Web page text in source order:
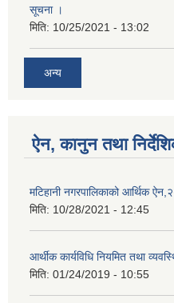
सूचना ।
मिति: 10/25/2021 - 13:02
अन्य
ऐन, कानुन तथा
मटिहानी नगरपालिकाको आर्थिक
मिति: 10/28/2021 - 12:45
आर्थीक कार्यविधि नियमित तथा
मिति: 01/24/2019 - 10:55